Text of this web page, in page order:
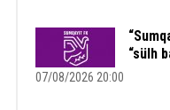
“sülh
07/08/2026 20:00